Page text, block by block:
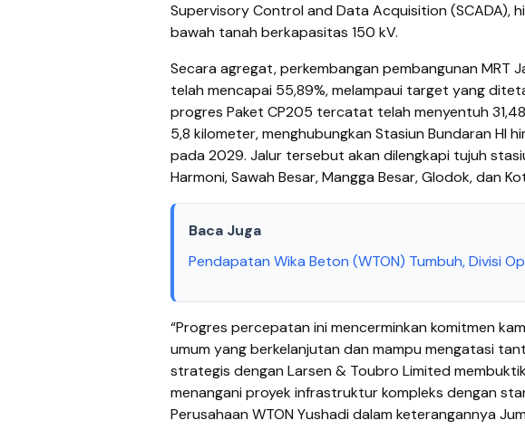
Supervisory Control and Data Acquisition (SCADA),
bawah tanah berkapasitas 150 kV.
Secara agregat, perkembangan pembangunan MRT
telah mencapai 55,89%, melampaui target yang
progres Paket CP205 tercatat telah menyentuh
5,8 kilometer, menghubungkan Stasiun Bundaran HI
pada 2029. Jalur tersebut akan dilengkapi tujuh
Harmoni, Sawah Besar, Mangga Besar, Glodok, dan
Baca Juga
Pendapatan Wika Beton (WTON) Tumbuh, Divisi
“Progres percepatan ini mencerminkan komitmen
umum yang berkelanjutan dan mampu mengatasi
strategis dengan Larsen & Toubro Limited
menangani proyek infrastruktur kompleks dengan
Perusahaan WTON Yushadi dalam keterangannya